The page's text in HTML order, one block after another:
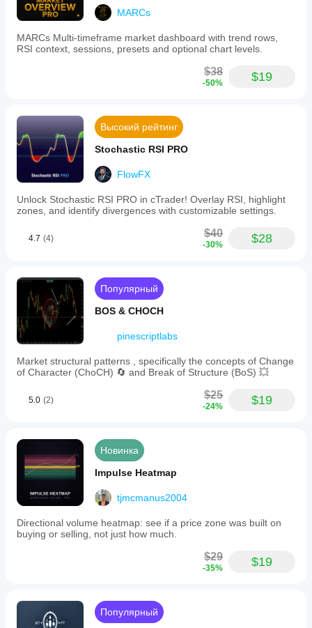
MARCs
MARCs Multi-timeframe market dashboard with trend rows,
RSI context, sessions, presets and optional chart levels.
$38
-50% $19
Высокий рейтинг
Stochastic RSI PRO
FlowFX
Unlock Stochastic RSI PRO in cTrader! Overlay RSI, highlight
zones, and identify divergences with customizable settings.
4.7 (4) $40
-30% $28
Популярный
BOS & CHOCH
pinescriptlabs
Market structural patterns , specifically the concepts of Change
of Character (ChoCH) 🔄 and Break of Structure (BoS) 💥
5.0 (2) $25
-24% $19
Новинка
Impulse Heatmap
tjmcmanus2004
Directional volume heatmap: see if a price zone was built on
buying or selling, not just how much.
$29
-35% $19
Популярный